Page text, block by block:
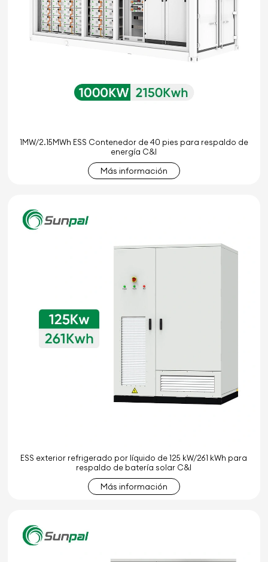
1MW/2.15MWh ESS Contenedor de 40 pies para respaldo de
energía C&I
Más información
ESS exterior refrigerado por líquido de 125 kW/261 kWh para
respaldo de batería solar C&I
Más información